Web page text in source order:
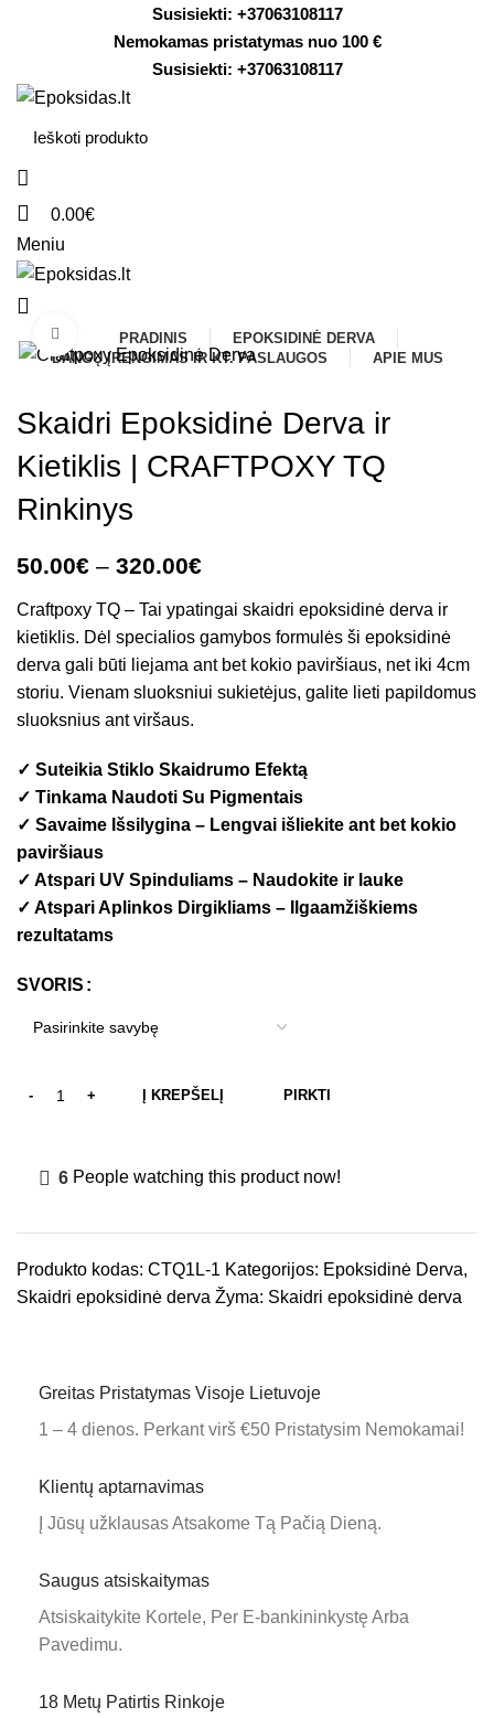
Susisiekti: +37063108117
Nemokamas pristatymas nuo 100 €
Susisiekti: +37063108117
0.00€
Meniu
PRADINIS
EPOKSIDINĖ DERVA
DANGŲ ĮRENGIMAS IR KT. PASLAUGOS
APIE MUS
Click to enlarge
Skaidri Epoksidinė Derva ir
Kietiklis | CRAFTPOXY TQ
Rinkinys
50.00€ – 320.00€
Craftpoxy TQ – Tai ypatingai skaidri epoksidinė derva ir
kietiklis. Dėl specialios gamybos formulės ši epoksidinė
derva gali būti liejama ant bet kokio paviršiaus, net iki 4cm
storiu. Vienam sluoksniui sukietėjus, galite lieti papildomus
sluoksnius ant viršaus.
✓ Suteikia Stiklo Skaidrumo Efektą
✓ Tinkama Naudoti Su Pigmentais
✓ Savaime Išsilygina – Lengvai išliekite ant bet kokio
paviršiaus
✓ Atspari UV Spinduliams – Naudokite ir lauke
✓ Atspari Aplinkos Dirgikliams – Ilgaamžiškiems
rezultatams
SVORIS
Į KREPŠELĮ PIRKTI
6 People watching this product now!
Produkto kodas: CTQ1L-1 Kategorijos: Epoksidinė Derva,
Skaidri epoksidinė derva Žyma: Skaidri epoksidinė derva
Greitas Pristatymas Visoje Lietuvoje
1 – 4 dienos. Perkant virš €50 Pristatysim Nemokamai!
Klientų aptarnavimas
Į Jūsų užklausas Atsakome Tą Pačią Dieną.
Saugus atsiskaitymas
Atsiskaitykite Kortele, Per E-bankininkystę Arba
Pavedimu.
18 Metų Patirtis Rinkoje